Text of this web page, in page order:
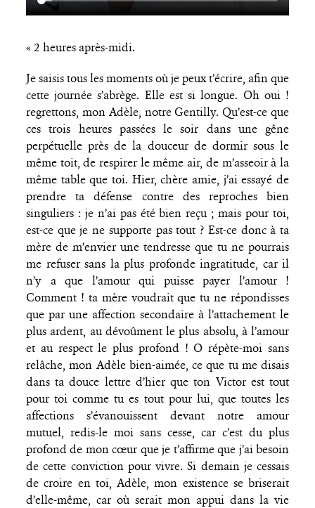
« 2 heures après-midi.
Je saisis tous les moments où je peux t’écrire, afin que
cette journée s’abrège. Elle est si longue. Oh oui !
regrettons, mon Adèle, notre Gentilly. Qu’est-ce que
ces trois heures passées le soir dans une gêne
perpétuelle près de la douceur de dormir sous le
même toit, de respirer le même air, de m’asseoir à la
même table que toi. Hier, chère amie, j’ai essayé de
prendre ta défense contre des reproches bien
singuliers : je n’ai pas été bien reçu ; mais pour toi,
est-ce que je ne supporte pas tout ? Est-ce donc à ta
mère de m’envier une tendresse que tu ne pourrais
me refuser sans la plus profonde ingratitude, car il
n’y a que l’amour qui puisse payer l’amour !
Comment ! ta mère voudrait que tu ne répondisses
que par une affection secondaire à l’attachement le
plus ardent, au dévoûment le plus absolu, à l’amour
et au respect le plus profond ! O répète-moi sans
relâche, mon Adèle bien-aimée, ce que tu me disais
dans ta douce lettre d’hier que ton Victor est tout
pour toi comme tu es tout pour lui, que toutes les
affections s’évanouissent devant notre amour
mutuel, redis-le moi sans cesse, car c’est du plus
profond de mon cœur que je t’affirme que j’ai besoin
de cette conviction pour vivre. Si demain je cessais
de croire en toi, Adèle, mon existence se briserait
d’elle-même, car où serait mon appui dans la vie